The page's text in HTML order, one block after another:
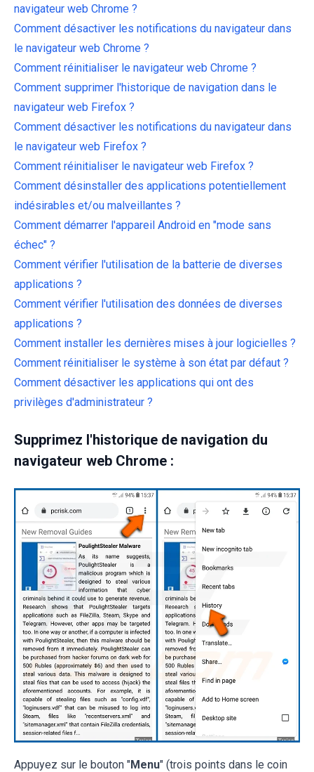
navigateur web Chrome ?
Comment désactiver les notifications du navigateur dans
le navigateur web Chrome ?
Comment réinitialiser le navigateur web Chrome ?
Comment supprimer l'historique de navigation dans le
navigateur web Firefox ?
Comment désactiver les notifications du navigateur dans
le navigateur web Firefox ?
Comment réinitialiser le navigateur web Firefox ?
Comment désinstaller des applications potentiellement
indésirables et/ou malveillantes ?
Comment démarrer l'appareil Android en "mode sans
échec" ?
Comment vérifier l'utilisation de la batterie de diverses
applications ?
Comment vérifier l'utilisation des données de diverses
applications ?
Comment installer les dernières mises à jour logicielles ?
Comment réinitialiser le système à son état par défaut ?
Comment désactiver les applications qui ont des
privilèges d'administrateur ?
Supprimez l'historique de navigation du
navigateur web Chrome :
Appuyez sur le bouton "Menu" (trois points dans le coin